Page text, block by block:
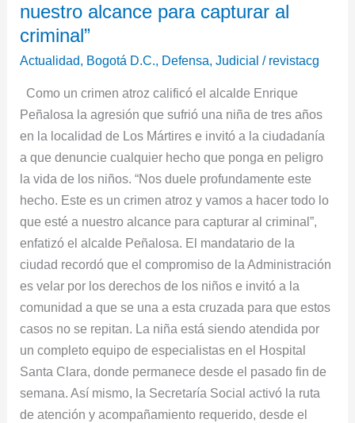
nuestro alcance para capturar al
criminal”
Actualidad, Bogotá D.C., Defensa,Judicial / revistacg
Como un crimen atroz calificó el alcalde Enrique
Peñalosa la agresión que sufrió una niña de tres años
en la localidad de Los Mártires e invitó a la ciudadanía
a que denuncie cualquier hecho que ponga en peligro
la vida de los niños. “Nos duele profundamente este
hecho. Este es un crimen atroz y vamos a hacer todo lo
que esté a nuestro alcance para capturar al criminal”,
enfatizó el alcalde Peñalosa. El mandatario de la
ciudad recordó que el compromiso de la Administración
es velar por los derechos de los niños e invitó a la
comunidad a que se una a esta cruzada para que estos
casos no se repitan. La niña está siendo atendida por
un completo equipo de especialistas en el Hospital
Santa Clara, donde permanece desde el pasado fin de
semana. Así mismo, la Secretaría Social activó la ruta
de atención y acompañamiento requerido, desde el
hacer
todo
esté
a
nuestro
alcance
para
capturar
al
criminal”